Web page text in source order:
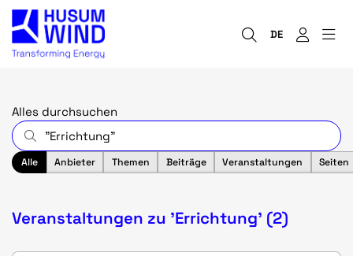
DE
Alles durchsuchen
Alle Anbieter Themen Beiträge Veranstaltungen Seiten
Veranstaltungen zu 'Errichtung' (2)